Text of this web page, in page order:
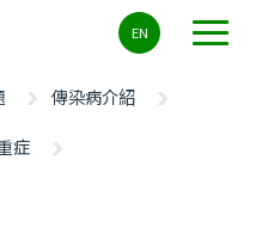
EN
傳染病介紹
症